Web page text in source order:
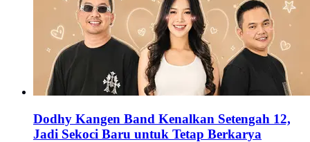
Dodhy Kangen Band Kenalkan Setengah 12,
Jadi Sekoci Baru untuk Tetap Berkarya